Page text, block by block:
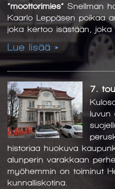
”moottorimies” Snellman
Kaarlo Leppäsen poikaa
joka kertoo isästään, joka
Lue lisää »
7.
luvun
historiaa huokuva
alunperin varakkaan
myöhemmin on toiminut
kunnalliskotina.